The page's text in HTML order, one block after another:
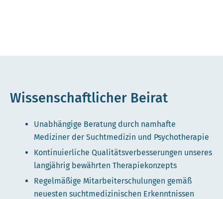
Wissenschaftlicher Beirat
Unabhängige Beratung durch namhafte
Mediziner der Suchtmedizin und Psychotherapie
Kontinuierliche Qualitätsverbesserungen unseres
langjährig bewährten Therapiekonzepts
Regelmäßige Mitarbeiterschulungen gemäß
neuesten suchtmedizinischen Erkenntnissen